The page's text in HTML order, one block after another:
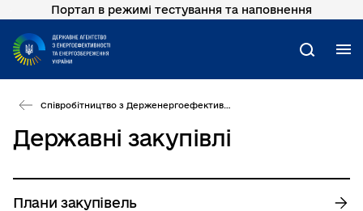
Перейти
основного
вмісту
Портал в режимі тестування та наповнення
Пошук
Державні закупівлі
Плани закупівель